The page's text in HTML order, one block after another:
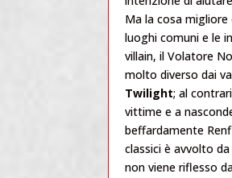
Ma la cosa migliore
luoghi comuni e le
villain, il Volatore
molto diverso dai
Twilight; al
vittime e a
beffardamente
classici è avvolto
non viene riflesso